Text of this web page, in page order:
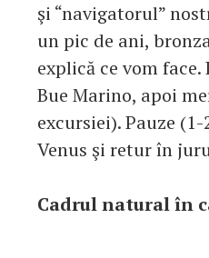
şi “navigatorul”
un pic de ani,
explică ce vom
Bue Marino, apoi
excursiei). Pauze
Venus şi retur în
Cadrul natural în